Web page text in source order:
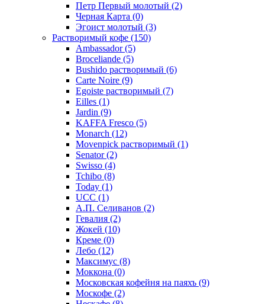
Петр Первый молотый (2)
Черная Карта (0)
Эгоист молотый (3)
Растворимый кофе (150)
Ambassador(5)
Broceliande (5)
Bushido растворимый (6)
Carte Noire (9)
Egoiste растворимый (7)
Eilles (1)
Jardin (9)
KAFFA Fresco (5)
Monarch (12)
Movenpick растворимый (1)
Senator(2)
Swisso (4)
Tchibo (8)
Today (1)
UCC (1)
А.П. Селиванов (2)
Гевалия (2)
Жокей (10)
Креме (0)
Лебо (12)
Максимус (8)
Моккона (0)
Московская кофейня на паяхъ (9)
Москофе (2)